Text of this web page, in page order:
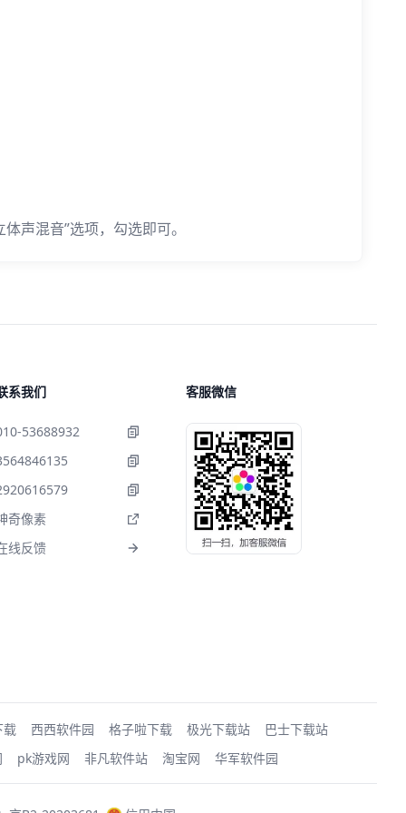
声混音”选项，勾选即可。
系我们
53688932
奇像素
线反馈
客服微信
载 西西软件园 格子啦下载 极光下载站
巴士下载站
pk游戏网 非凡软件站 淘宝网 华军软件园